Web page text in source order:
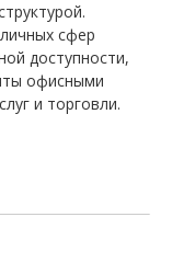
сфер
доступности,
офисными
и торговли.